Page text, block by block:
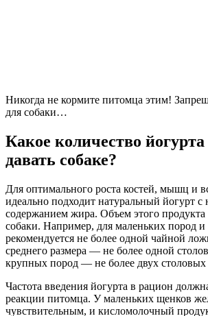
Никогда не кормите питомца этим!
для собаки…
Какое количество
давать собаке?
Для оптимального роста костей, мышц и
идеально подходит натуральный йогурт с
содержанием жира. Объем этого продукта
собаки. Например, для маленьких пород
рекомендуется не более одной чайной
среднего размера — не более одной
крупных пород — не более двух столовых
Частота введения йогурта в рацион
реакции питомца. У маленьких щенков
чувствительным, и кисломолочный